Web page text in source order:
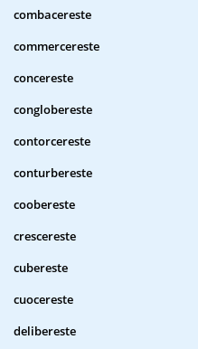
combacereste
commercereste
concereste
conglobereste
contorcereste
conturbereste
coobereste
crescereste
cubereste
cuocereste
delibereste